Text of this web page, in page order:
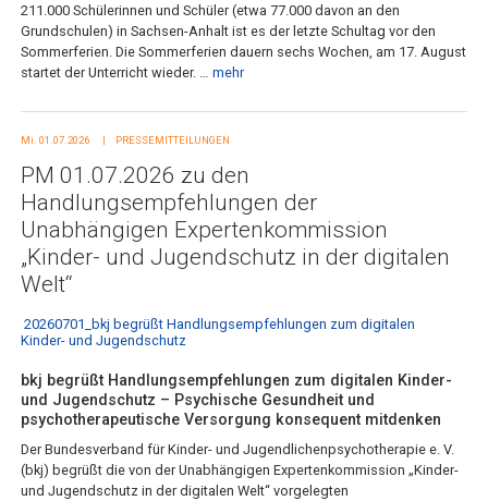
211.000 Schülerinnen und Schüler (etwa 77.000 davon an den
Grundschulen) in Sachsen-Anhalt ist es der letzte Schultag vor den
Sommerferien. Die Sommerferien dauern sechs Wochen, am 17. August
startet der Unterricht wieder. …mehr
Mi. 01.07.2026 PRESSEMITTEILUNGEN
PM 01.07.2026 zu den
Handlungsempfehlungen der
Unabhängigen Expertenkommission
„Kinder- und Jugendschutz in der digitalen
Welt“
20260701_bkj begrüßt Handlungsempfehlungen zum digitalen
Kinder- und Jugendschutz
bkj begrüßt Handlungsempfehlungen zum digitalen Kinder-
und Jugendschutz – Psychische Gesundheit und
psychotherapeutische Versorgung konsequent mitdenken
Der Bundesverband für Kinder- und Jugendlichenpsychotherapie e. V.
(bkj) begrüßt die von der Unabhängigen Expertenkommission „Kinder-
und Jugendschutz in der digitalen Welt“ vorgelegten